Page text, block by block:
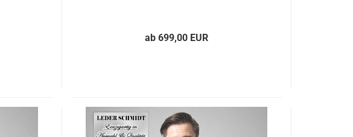
ab 699,00 EUR